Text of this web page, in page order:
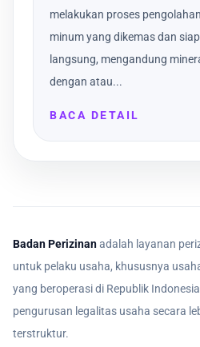
melakukan proses
minum yang dikemas dan
langsung, mengandung
dengan atau...
BACA DETAIL
Badan Perizinanadalah layanan
untuk pelaku usaha, khususnya
yang beroperasi di Republik
pengurusan legalitas usaha secara
terstruktur.